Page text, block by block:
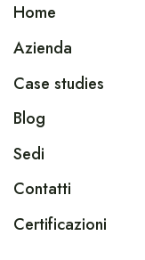
Home
Azienda
Case studies
Blog
Sedi
Contatti
Certificazioni